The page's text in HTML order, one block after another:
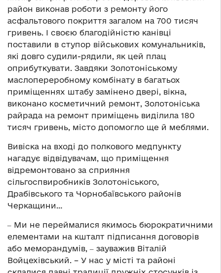
район виконав роботи з ремонту його
асфальтового покриття загалом на 700 тисяч
гривень. І своєю благодійністю канівці
поставили в ступор військових комунальників,
які довго судили-рядили, як цей плац
оприбуткувати. Завдяки Золотоніському
маслопереробному комбінату в багатьох
приміщеннях штабу замінено двері, вікна,
виконано косметичний ремонт, Золотоніська
райрада на ремонт приміщень виділила 180
тисяч гривень, місто допомогло ще й меблями.
Вивіска на вході до полкового медпункту
нагадує відвідувачам, що приміщення
відремонтовано за сприяння
сільгоспвиробників Золотоніського,
Драбівського та Чорнобаївського районів
Черкащини…
‒ Ми не переймалися якимось бюрократичними
елементами на кшталт підписання договорів
або меморандумів, ‒ зауважив Віталій
Войцехівський. – У нас у місті та районі